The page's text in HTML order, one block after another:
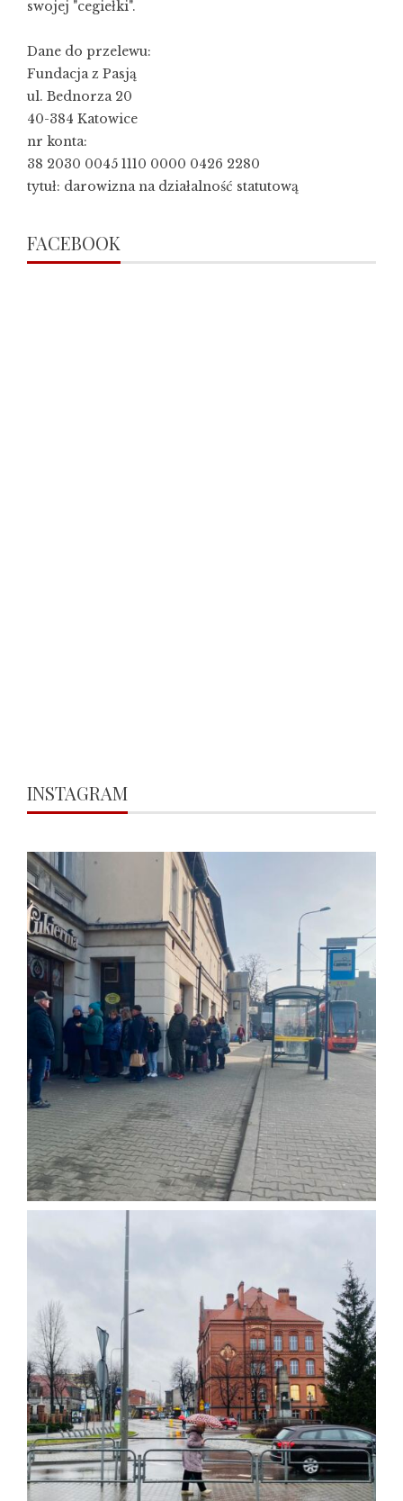
swojej "cegiełki".
Dane do przelewu:
Fundacja z Pasją
ul. Bednorza 20
40-384 Katowice
nr konta:
38 2030 0045 1110 0000 0426 2280
tytuł: darowizna na działalność statutową
FACEBOOK
INSTAGRAM